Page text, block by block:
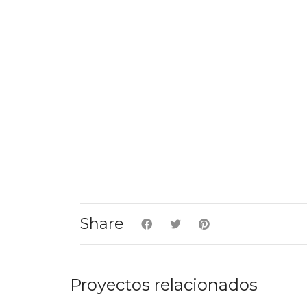
Share
Proyectos relacionados